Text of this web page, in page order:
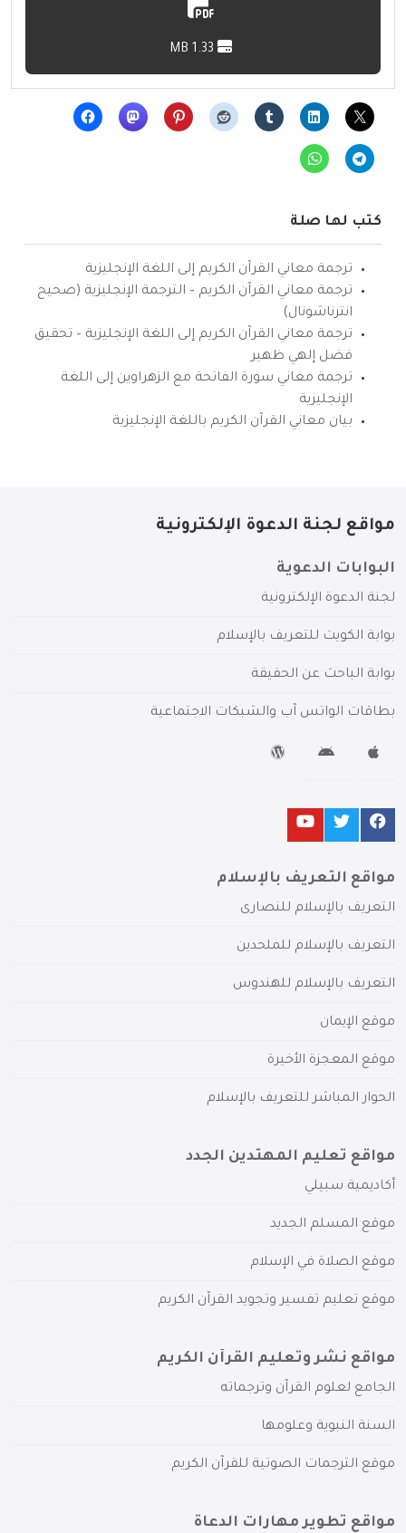
كتب لها صلة
ترجمة معاني القرآن الكريم إلى اللغة الإنجليزية
ترجمة معاني القرآن الكريم – الترجمة الإنجليزية (صحيح
انترناشونال)
ترجمة معاني القرآن الكريم إلى اللغة الإنجليزية – تحقيق
فضل إلهي ظهير
ترجمة معاني سورة الفاتحة مع الزهراوين إلى اللغة
الإنجليزية
بيان معاني القرآن الكريم باللغة الإنجليزية
مواقع لجنة الدعوة الإلكترونية
البوابات الدعوية
لجنة الدعوة الإلكترونية
بوابة الكويت للتعريف بالإسلام
بوابة الباحث عن الحقيقة
بطاقات الواتس آب والشبكات الاجتماعية
مواقع التعريف بالإسلام
التعريف بالإسلام للنصارى
التعريف بالإسلام للملحدين
التعريف بالإسلام للهندوس
موقع الإيمان
موقع المعجزة الأخيرة
الحوار المباشر للتعريف بالإسلام
مواقع تعليم المهتدين الجدد
أكاديمية سبيلي
موقع المسلم الجديد
موقع الصلاة في الإسلام
موقع تعليم تفسير وتجويد القرآن الكريم
مواقع نشر وتعليم القرآن الكريم
الجامع لعلوم القرآن وترجماته
السنة النبوية وعلومها
موقع الترجمات الصوتية للقرآن الكريم
مواقع تطوير مهارات الدعاة